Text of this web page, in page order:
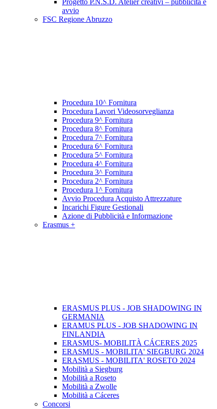
Progetto P.N.S.D. Atelier creativi – pubblicità e
avvio
FSC Regione Abruzzo
Procedura 10^ Fornitura
Procedura Lavori Videosorveglianza
Procedura 9^ Fornitura
Procedura 8^ Fornitura
Procedura 7^ Fornitura
Procedura 6^ Fornitura
Procedura 5^ Fornitura
Procedura 4^ Fornitura
Procedura 3^ Fornitura
Procedura 2^ Fornitura
Procedura 1^ Fornitura
Avvio Procedura Acquisto Attrezzature
Incarichi Figure Gestionali
Azione di Pubblicità e Informazione
Erasmus +
ERASMUS PLUS - JOB SHADOWING IN
GERMANIA
ERAMUS PLUS - JOB SHADOWING IN
FINLANDIA
ERASMUS- MOBILITÀ CÁCERES 2025
ERASMUS - MOBILITA' SIEGBURG 2024
ERASMUS - MOBILITA' ROSETO 2024
Mobilità a Siegburg
Mobilità a Roseto
Mobilità a Zwolle
Mobilità a Cáceres
Concorsi